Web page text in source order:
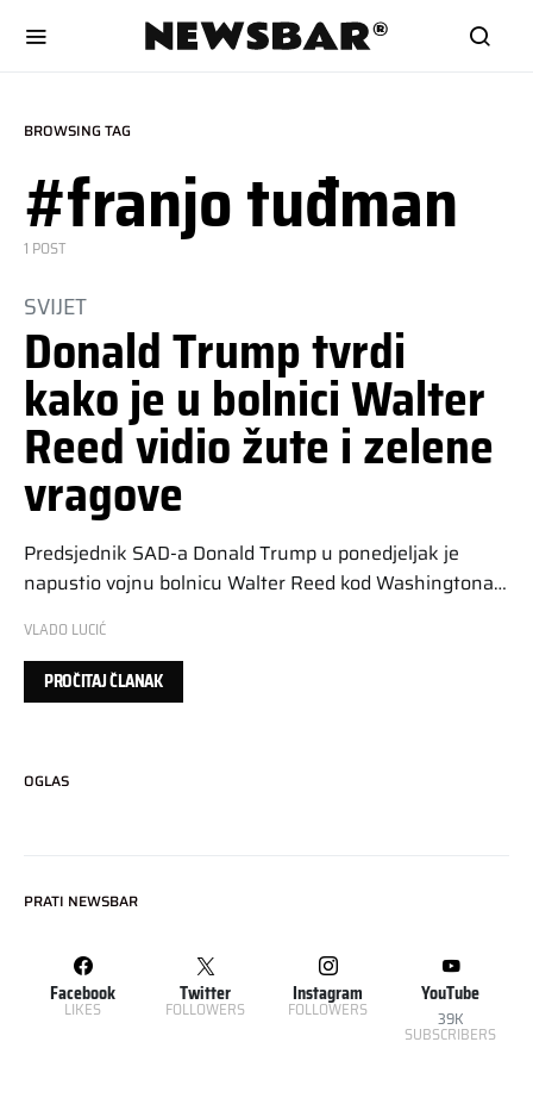
BROWSING TAG
#franjo tuđman
1 POST
SVIJET
Donald Trump tvrdi
kako je u bolnici Walter
Reed vidio žute i zelene
vragove
Predsjednik SAD-a Donald Trump u ponedjeljak je
napustio vojnu bolnicu Walter Reed kod Washingtona…
VLADO LUCIĆ
PROČITAJ ČLANAK
OGLAS
PRATI NEWSBAR
Facebook
LIKES
Twitter
FOLLOWERS
Instagram
FOLLOWERS
YouTube
39K
SUBSCRIBERS